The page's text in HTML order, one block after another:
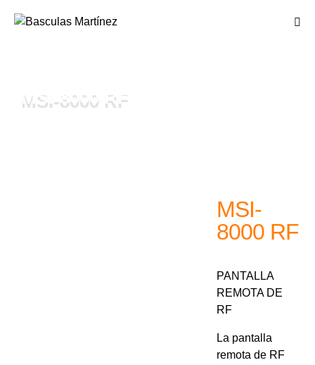
MSI-8000 RF
MSI-
8000 RF
PANTALLA
REMOTA DE
RF
La pantalla
remota de RF